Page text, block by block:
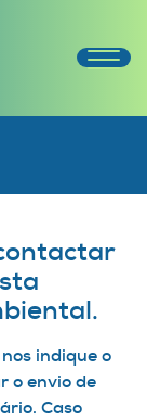
indique o
o envio de
Caso